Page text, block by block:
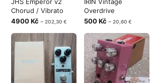
Chorud / Vibrato
4900 Kč ~ 202,30 €
Overdrive
500 Kč ~ 20,60 €